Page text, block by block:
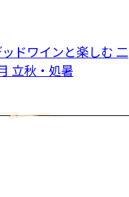
ドワインと楽しむ 二
立秋・処暑